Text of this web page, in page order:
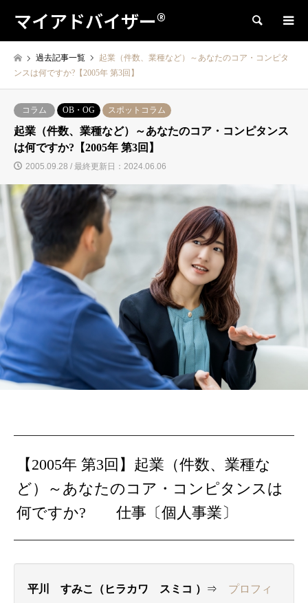
マイアドバイザー® 検索
過去記事一覧
起業（件数、業種など）～あなたのコア・コンピタ
ンスは何ですか?【2005年 第3回】
コラム OB・OG スポットコラム
起業（件数、業種など）～あなたのコア・コンピタンス
は何ですか?【2005年 第3回】
2005.09.28 / 最終更新日：2024.06.06
【2005年 第3回】起業（件数、業種な
ど）～あなたのコア・コンピタンスは
何ですか? 仕事〔個人事業〕
平川 すみこ（ヒラカワ スミコ ） ⇒ プロフィ